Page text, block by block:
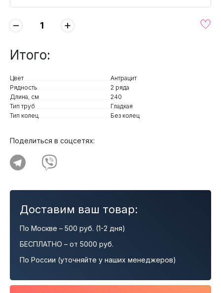
− +
Итого:
Цвет
Антрацит
Рядность
2 ряда
Длина, см
240
Тип труб
Гладкая
Тип колец
Без колец
Поделиться в соцсетях:
Доставим ваш товар:
По Москве – 500 руб. (1-2 дня)
БЕСПЛАТНО – от 5000 руб.
По России (уточняйте у наших менеджеров)